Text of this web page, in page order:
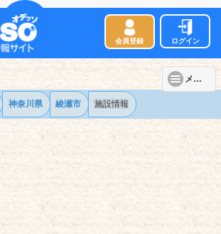
会員登録 ログイン
メニュー
神奈川県 綾瀬市 施設情報